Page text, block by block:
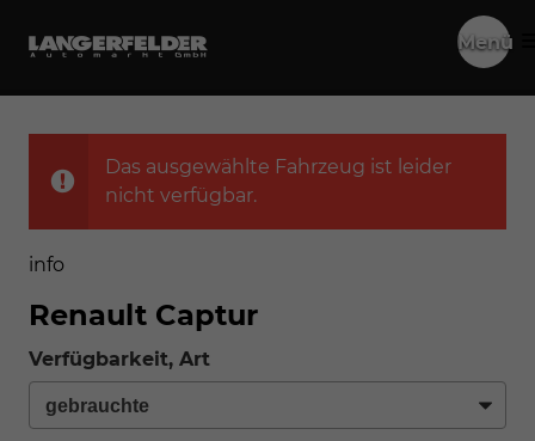
Menü
Das ausgewählte Fahrzeug ist leider
nicht verfügbar.
info
Renault Captur
Verfügbarkeit, Art